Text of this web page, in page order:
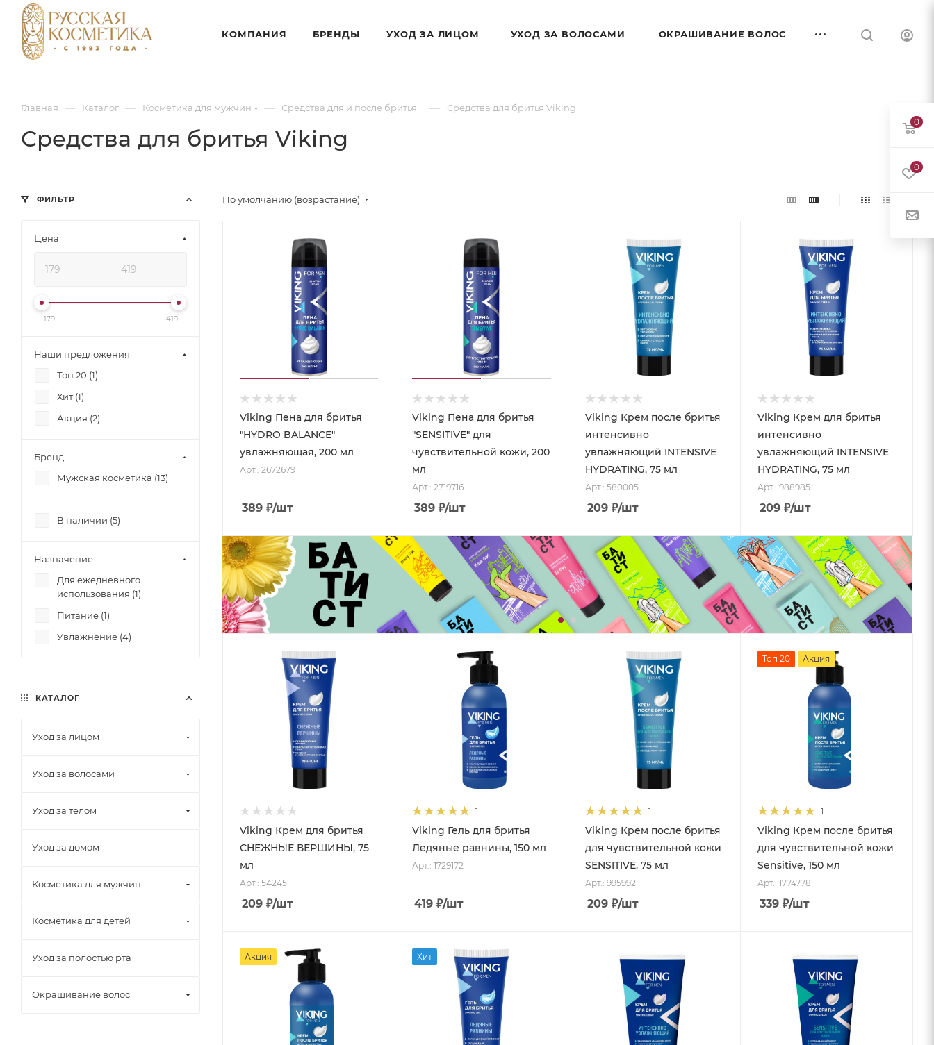
КОМПАНИЯ БРЕНДЫ УХОД ЗА ЛИЦОМ УХОД ЗА ВОЛОСАМИ ОКРАШИВАНИЕ ВОЛОС
Главная — Каталог — Косметика для мужчин — Средства для и после бритья — Средства для бритья Viking
Средства для бритья Viking
По умолчанию (возрастание)
Viking Пена для бритья
"HYDRO BALANCE"
увлажняющая, 200 мл
Арт.: 2672679
389 ₽/шт
Viking Пена для бритья
"SENSITIVE" для
чувствительной кожи, 200
мл
Арт.: 2719716
389 ₽/шт
Viking Крем после бритья
интенсивно
увлажняющий INTENSIVE
HYDRATING, 75 мл
Арт.: 580005
209₽/шт
Viking Крем для бритья
интенсивно
увлажняющий INTENSIVE
HYDRATING, 75 мл
Арт.: 988985
209₽/шт
Viking Крем для бритья
СНЕЖНЫЕ ВЕРШИНЫ, 75
мл
Арт.: 54245
209 ₽/шт
1
Viking Гель для бритья
Ледяные равнины, 150 мл
Арт.: 1729172
419 ₽/шт
1
Viking Крем после бритья
для чувствительной кожи
SENSITIVE, 75 мл
Арт.: 995992
209₽/шт
Топ 20 Акция
1
Viking Крем после бритья
для чувствительной кожи
Sensitive, 150 мл
Арт.: 1774778
339₽/шт
Акция Хит
КАТАЛОГ
Уход за лицом
Уход за волосами
Уход за телом
Уход за домом
Косметика для мужчин
Косметика для детей
Уход за полостью рта
Окрашивание волос
ФИЛЬТР
Цена
179 419
Наши предложения
Топ 20 (1)
Хит (1)
Акция (2)
Бренд
Мужская косметика (13)
В наличии (5)
Назначение
Для ежедневного
использования (1)
Питание (1)
Увлажнение (4)
0
0